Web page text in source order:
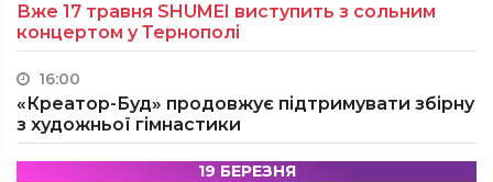
Вже 17 травня SHUMEI виступить з сольним
концертом у Тернополі
16:00
«Креатор-Буд» продовжує підтримувати збірну
з художньої гімнастики
19 БЕРЕЗНЯ